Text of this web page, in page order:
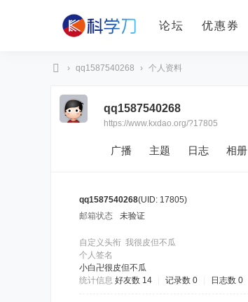
论坛 优惠券
› qq1587540268 › 个人资料
qq1587540268
https://www.kxdao.org/?17805
广播 主题 日志 相册
qq1587540268(UID: 17805)
邮箱状态
未验证
自定义头衔 我很皮但不瓜
个人签名
小白卍很皮但不瓜
统计信息 好友数 14 记录数 0 日志数 0